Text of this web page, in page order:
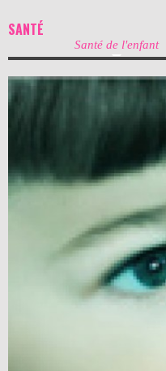
SANTÉ
Santé de l'enfant